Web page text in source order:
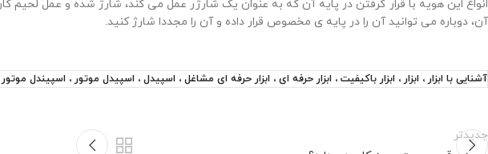
انواع این هویه با قرار گرفتن در پایه آن که به عنوان یک شارژر عمل می کند، شارژ شده و عمل لحیم
آن، دوباره می توانید آن را در پایه ی مخصوص قرار داده و آن را مجددا شارژ کنید.
آشنایی با ابزار ، ابزار ، ابزار باکیفیت ، ابزار حرفه ای ، ابزار حرفه ای مشاغل ، اسپیدل ، اسپیدل موتور ، اسپیندل
جدیدتر